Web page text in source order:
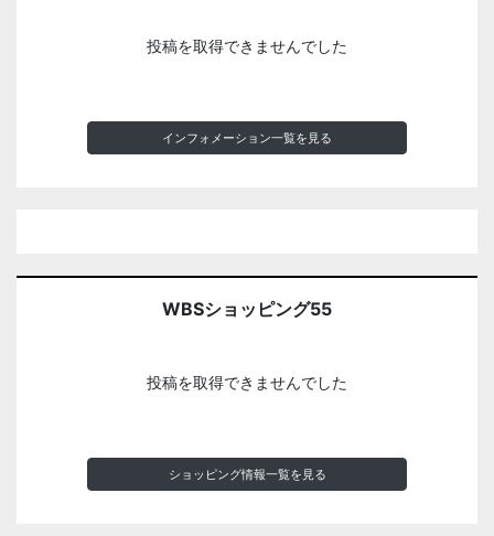
投稿を取得できませんでした
インフォメーション一覧を見る
WBSショッピング55
投稿を取得できませんでした
ショッピング情報一覧を見る